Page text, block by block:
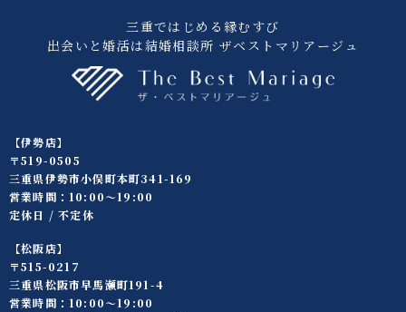
三重ではじめる縁むすび
出会いと婚活は結婚相談所 ザベストマリアージュ
【伊勢店】
〒519-0505
三重県伊勢市小俣町本町341-169
営業時間：10:00〜19:00
定休日 / 不定休
【松阪店】
〒515-0217
三重県松阪市早馬瀬町191-4
営業時間：10:00〜19:00